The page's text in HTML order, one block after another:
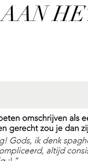
AAN